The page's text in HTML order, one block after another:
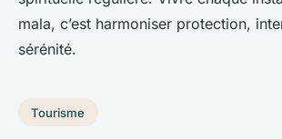
mala, c’est harmoniser protection,
sérénité.
Tourisme